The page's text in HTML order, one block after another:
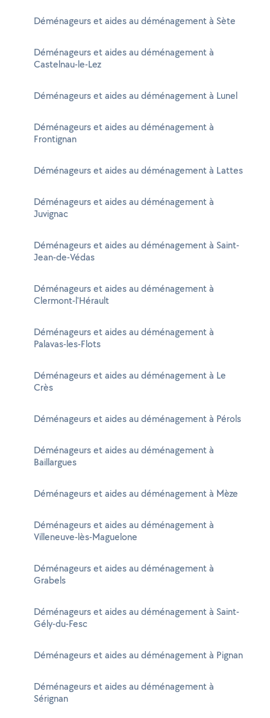
Déménageurs et aides au déménagement à Sète
Déménageurs et aides au déménagement à
Castelnau-le-Lez
Déménageurs et aides au déménagement à Lunel
Déménageurs et aides au déménagement à
Frontignan
Déménageurs et aides au déménagement à Lattes
Déménageurs et aides au déménagement à
Juvignac
Déménageurs et aides au déménagement à Saint-
Jean-de-Védas
Déménageurs et aides au déménagement à
Clermont-l'Hérault
Déménageurs et aides au déménagement à
Palavas-les-Flots
Déménageurs et aides au déménagement à Le
Crès
Déménageurs et aides au déménagement à Pérols
Déménageurs et aides au déménagement à
Baillargues
Déménageurs et aides au déménagement à Mèze
Déménageurs et aides au déménagement à
Villeneuve-lès-Maguelone
Déménageurs et aides au déménagement à
Grabels
Déménageurs et aides au déménagement à Saint-
Gély-du-Fesc
Déménageurs et aides au déménagement à Pignan
Déménageurs et aides au déménagement à
Sérignan